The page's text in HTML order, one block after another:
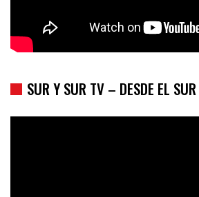
SUR Y SUR TV – DESDE EL SUR